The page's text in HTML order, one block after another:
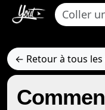
← Retour à tous